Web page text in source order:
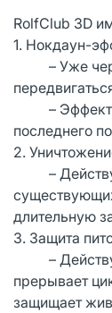
RolfClub 3D
1. Нокдаун-
– Уже
– Эффект
последнего
2.
–
длительную
3. Защита
–
прерывает
защищает